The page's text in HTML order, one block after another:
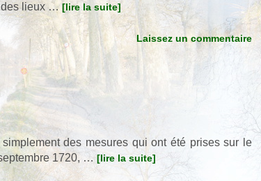
des lieux …[lire la suite]
Laissez un commentaire
des mesures qui ont été prises sur le
1720, …[lire la suite]